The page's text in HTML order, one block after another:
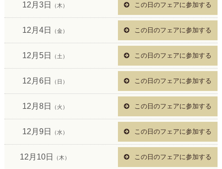
12月3日 （木） この日のフェアに参加する
12月4日 （金） この日のフェアに参加する
12月5日 （土） この日のフェアに参加する
12月6日 （日） この日のフェアに参加する
12月8日 （火） この日のフェアに参加する
12月9日 （水） この日のフェアに参加する
12月10日 （木） この日のフェアに参加する